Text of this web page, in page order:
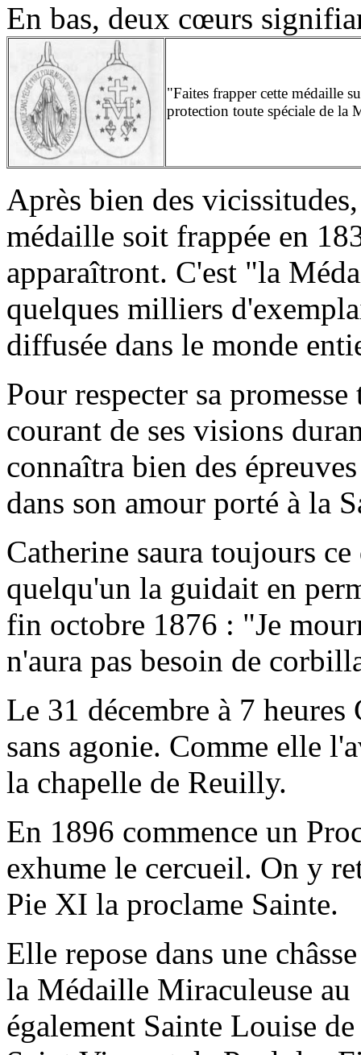
En bas, deux cœurs
"Faites frapper cette médaille
protection toute spéciale de la
Après bien des
médaille soit frappée en
apparaîtront. C'est "la
quelques milliers
diffusée dans le monde
Pour respecter sa
courant de ses visions
connaîtra bien des
dans son amour porté à la
Catherine saura toujours
quelqu'un la guidait en
fin octobre 1876 : "Je
n'aura pas besoin de
Le 31 décembre à 7
sans agonie. Comme elle
la chapelle de Reuilly.
En 1896 commence un
exhume le cercueil. On y
Pie XI la proclame Sainte.
Elle repose dans une
la Médaille Miraculeuse au
également Sainte Louise